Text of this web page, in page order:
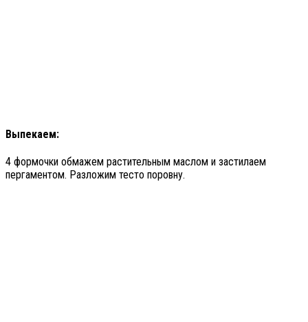
Выпекаем:
4 формочки обмажем растительным маслом и застилаем
пергаментом. Разложим тесто поровну.